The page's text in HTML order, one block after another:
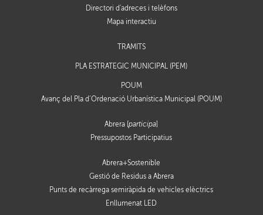
Directori d'adreces i telèfons
Mapa interactiu
TRÀMITS
PLA ESTRATÈGIC MUNICIPAL (PEM)
POUM
Avanç del Pla d’Ordenació Urbanística Municipal (POUM)
Abrera [participa
Pressupostos Participatius
Abrera+Sostenible
Gestió de Residus a Abrera
Punts de recàrrega semiràpida de vehicles elèctrics
Enllumenat LED